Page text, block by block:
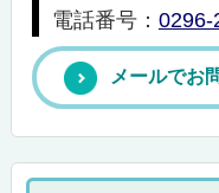
電話番号： 0296-
メールでお